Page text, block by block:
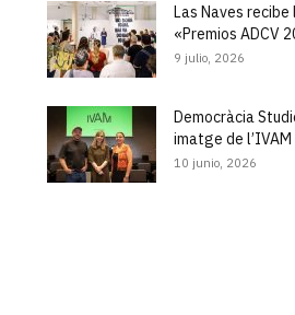
Las Naves recibe
«Premios ADCV
9 julio, 2026
Democràcia
imatge de l’IVAM
10 junio, 2026